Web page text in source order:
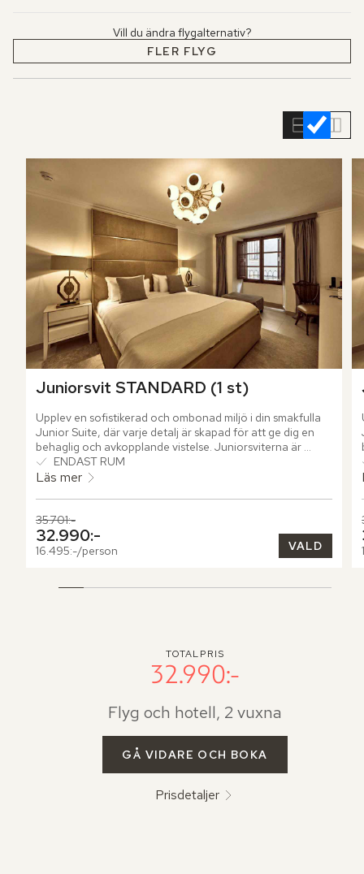
Vill du ändra flygalternativ?
FLER FLYG
Juniorsvit STANDARD (1 st)
Upplev en sofistikerad och ombonad miljö i din smakfulla
Junior Suite, där varje detalj är skapad för att ge dig en
behaglig och avkopplande vistelse. Juniorsviterna är
inredda med förstklassiga material som skapar en
harmonisk och stilfull upplevelse.
ENDAST RUM
Läs mer
Tidigare pris,
35.701:-
Nuvarande pris,
32.990:-
16.495:-/person VALD
TOTALPRIS
32.990:-
Flyg och hotell, 2 vuxna
GÅ VIDARE OCH BOKA
Prisdetaljer